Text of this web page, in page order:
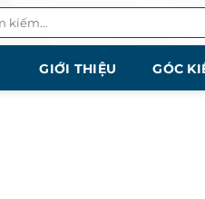
GIỚI THIỆU GÓC